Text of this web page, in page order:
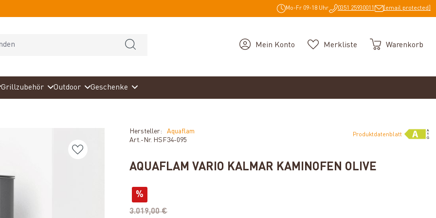
Mo-Fr 09-18 Uhr 0351 25930011 [email protected]
Mein Konto Merkliste Warenkorb
Grillzubehör Outdoor Geschenke
Hersteller:
Aquaflam
Art.-Nr. HSF34-095
Produktdatenblatt
AQUAFLAM VARIO KALMAR KAMINOFEN OLIVE
%
3.019,00 €